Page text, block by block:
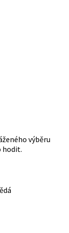
výběru
hodit.